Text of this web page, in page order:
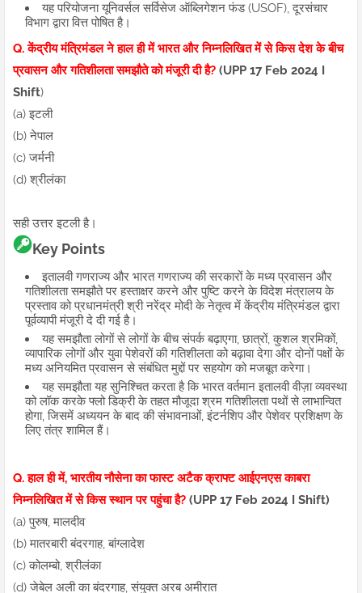
यह परियोजना यूनिवर्सल सर्विसेज ऑब्लिगेशन फंड (USOF), दूरसंचार
विभाग द्वारा वित्त पोषित है।​
Q. केंद्रीय मंत्रिमंडल ने हाल ही में भारत और निम्नलिखित में से किस देश के बीच
प्रवासन और गतिशीलता समझौते को मंजूरी दी है? (UPP 17 Feb 2024 I
Shift)
(a) इटली
(b) नेपाल
(c) जर्मनी
(d) श्रीलंका
सही उत्तर इटली है।
Key Points
इतालवी गणराज्य और भारत गणराज्य की सरकारों के मध्य प्रवासन और
गतिशीलता समझौते पर हस्ताक्षर करने और पुष्टि करने के विदेश मंत्रालय के
प्रस्ताव को प्रधानमंत्री श्री नरेंद्र मोदी के नेतृत्व में केंद्रीय मंत्रिमंडल द्वारा
पूर्वव्यापी मंजूरी दे दी गई है।
यह समझौता लोगों से लोगों के बीच संपर्क बढ़ाएगा, छात्रों, कुशल श्रमिकों,
व्यापारिक लोगों और युवा पेशेवरों की गतिशीलता को बढ़ावा देगा और दोनों पक्षों के
मध्य अनियमित प्रवासन से संबंधित मुद्दों पर सहयोग को मजबूत करेगा।
यह समझौता यह सुनिश्चित करता है कि भारत वर्तमान इतालवी वीज़ा व्यवस्था
को लॉक करके फ्लो डिक्री के तहत मौजूदा श्रम गतिशीलता पथों से लाभान्वित
होगा, जिसमें अध्ययन के बाद की संभावनाओं, इंटर्नशिप और पेशेवर प्रशिक्षण के
लिए तंत्र शामिल हैं।
Q. हाल ही में, भारतीय नौसेना का फास्ट अटैक क्राफ्ट आईएनएस काबरा
निम्नलिखित में से किस स्थान पर पहुंचा है? (UPP 17 Feb 2024 I Shift)
(a) पुरुष, मालदीव
(b) मातरबारी बंदरगाह, बांग्लादेश
(c) कोलम्बो, श्रीलंका
(d) जेबेल अली का बंदरगाह, संयुक्त अरब अमीरात